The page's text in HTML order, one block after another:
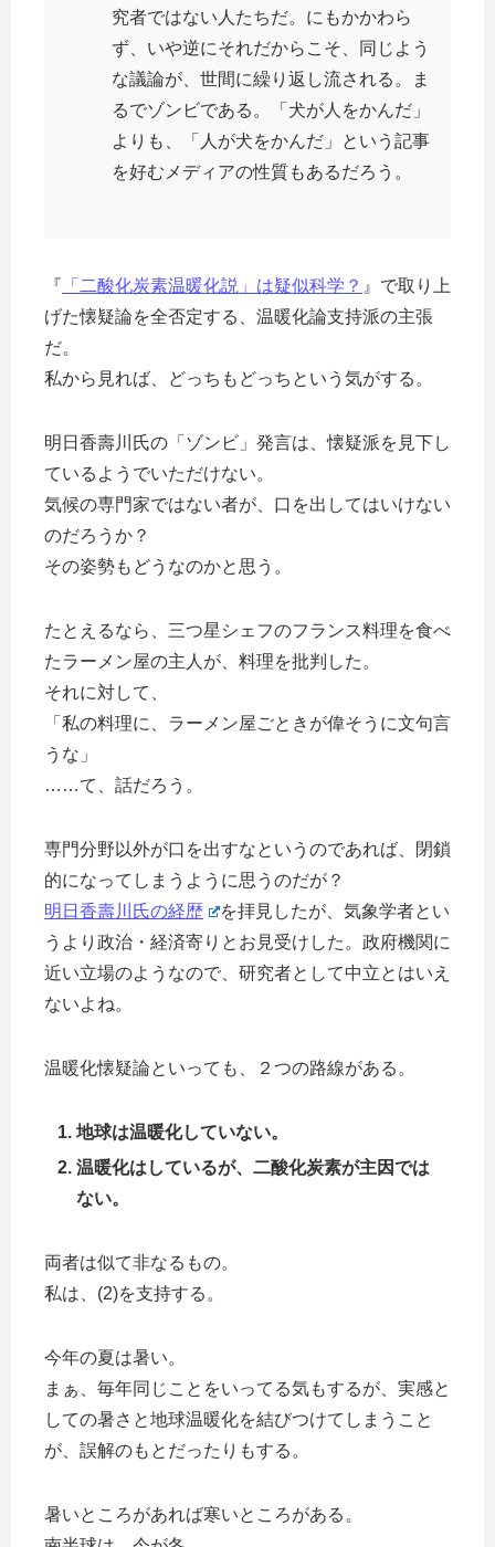
究者ではない人たちだ。にもかかわら
ず、いや逆にそれだからこそ、同じよう
な議論が、世間に繰り返し流される。ま
るでゾンビである。「犬が人をかんだ」
よりも、「人が犬をかんだ」という記事
を好むメディアの性質もあるだろう。
『 「二酸化炭素温暖化説」は疑似科学？ 』で取り上
げた懐疑論を全否定する、温暖化論支持派の主張
だ。
私から見れば、どっちもどっちという気がする。
明日香壽川氏の「ゾンビ」発言は、懐疑派を見下し
ているようでいただけない。
気候の専門家ではない者が、口を出してはいけない
のだろうか？
その姿勢もどうなのかと思う。
たとえるなら、三つ星シェフのフランス料理を食べ
たラーメン屋の主人が、料理を批判した。
それに対して、
「私の料理に、ラーメン屋ごときが偉そうに文句言
うな」
……て、話だろう。
専門分野以外が口を出すなというのであれば、閉鎖
的になってしまうように思うのだが？
明日香壽川氏の経歴
を拝見したが、気象学者とい
うより政治・経済寄りとお見受けした。政府機関に
近い立場のようなので、研究者として中立とはいえ
ないよね。
温暖化懐疑論といっても、２つの路線がある。
地球は温暖化していない。
温暖化はしているが、二酸化炭素が主因では
ない。
両者は似て非なるもの。
私は、(2)を支持する。
今年の夏は暑い。
まぁ、毎年同じことをいってる気もするが、実感と
しての暑さと地球温暖化を結びつけてしまうこと
が、誤解のもとだったりもする。
暑いところがあれば寒いところがある。